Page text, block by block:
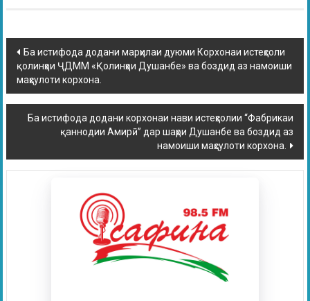
Ба истифода додани марҳилаи дуюми Корхонаи истеҳсоли
қолинҳои ҶДММ «Қолинҳои Душанбе» ва боздид аз намоиши
маҳсулоти корхона.
Ба истифода додани корхонаи нави истеҳсолии “Фабрикаи
қаннодии Амирӣ” дар шаҳри Душанбе ва боздид аз
намоиши маҳсулоти корхона.